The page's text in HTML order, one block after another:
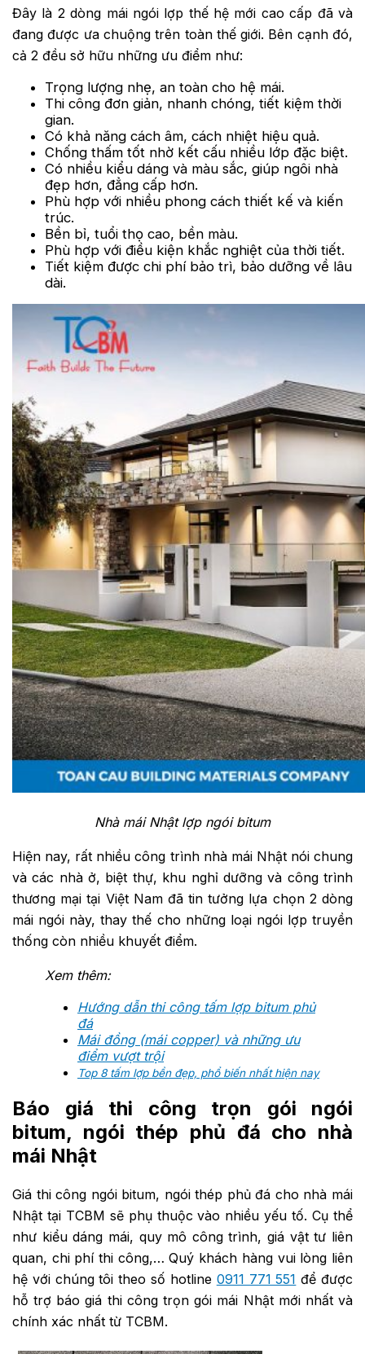
Đây là 2 dòng mái ngói lợp thế hệ mới cao cấp đã và
đang được ưa chuộng trên toàn thế giới. Bên cạnh đó,
cả 2 đều sở hữu những ưu điểm như:
Trọng lượng nhẹ, an toàn cho hệ mái.
Thi công đơn giản, nhanh chóng, tiết kiệm thời
gian.
Có khả năng cách âm, cách nhiệt hiệu quả.
Chống thấm tốt nhờ kết cấu nhiều lớp đặc biệt.
Có nhiều kiểu dáng và màu sắc, giúp ngôi nhà
đẹp hơn, đẳng cấp hơn.
Phù hợp với nhiều phong cách thiết kế và kiến
trúc.
Bền bỉ, tuổi thọ cao, bền màu.
Phù hợp với điều kiện khắc nghiệt của thời tiết.
Tiết kiệm được chi phí bảo trì, bảo dưỡng về lâu
dài.
Nhà mái Nhật lợp ngói bitum
Hiện nay, rất nhiều công trình nhà mái Nhật nói chung
và các nhà ở, biệt thự, khu nghỉ dưỡng và công trình
thương mại tại Việt Nam đã tin tưởng lựa chọn 2 dòng
mái ngói này, thay thế cho những loại ngói lợp truyền
thống còn nhiều khuyết điểm.
Xem thêm:
Hướng dẫn thi công tấm lợp bitum phủ
đá
Mái đồng (mái copper) và những ưu
điểm vượt trội
Top 8 tấm lợp bền đẹp, phổ biến nhất hiện nay
Báo giá thi công trọn gói ngói
bitum, ngói thép phủ đá cho nhà
mái Nhật
Giá thi công ngói bitum, ngói thép phủ đá cho nhà mái
Nhật tại TCBM sẽ phụ thuộc vào nhiều yếu tố. Cụ thể
như kiểu dáng mái, quy mô công trình, giá vật tư liên
quan, chi phí thi công,… Quý khách hàng vui lòng liên
hệ với chúng tôi theo số hotline 0911 771 551 để được
hỗ trợ báo giá thi công trọn gói mái Nhật mới nhất và
chính xác nhất từ TCBM.